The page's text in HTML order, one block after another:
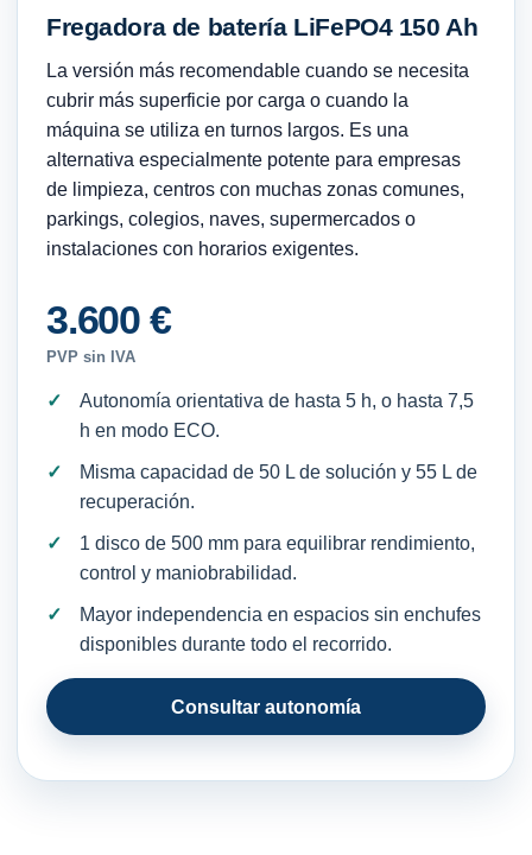
Fregadora de batería LiFePO4 150 Ah
La versión más recomendable cuando se necesita
cubrir más superficie por carga o cuando la
máquina se utiliza en turnos largos. Es una
alternativa especialmente potente para empresas
de limpieza, centros con muchas zonas comunes,
parkings, colegios, naves, supermercados o
instalaciones con horarios exigentes.
3.600 €
PVP sin IVA
Autonomía orientativa de hasta 5 h, o hasta 7,5
h en modo ECO.
Misma capacidad de 50 L de solución y 55 L de
recuperación.
1 disco de 500 mm para equilibrar rendimiento,
control y maniobrabilidad.
Mayor independencia en espacios sin enchufes
disponibles durante todo el recorrido.
Consultar autonomía